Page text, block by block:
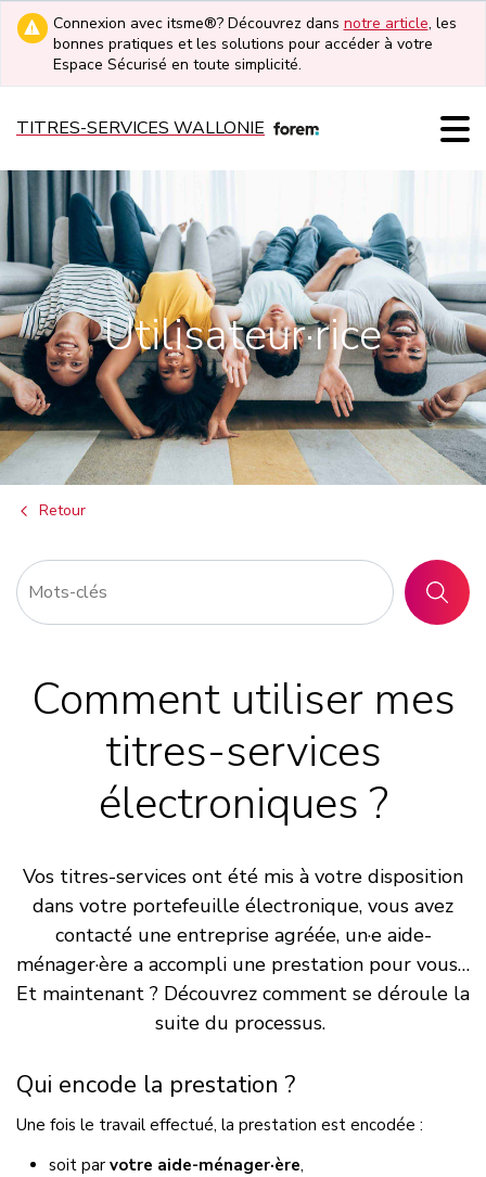
Connexion avec itsme®? Découvrez dans notre article, les
bonnes pratiques et les solutions pour accéder à votre
Espace Sécurisé en toute simplicité.
TITRES-SERVICES WALLONIE
Utilisateur·rice
Retour
Comment utiliser mes
titres-services
électroniques ?
Vos titres-services ont été mis à votre disposition
dans votre portefeuille électronique, vous avez
contacté une entreprise agréée, un·e aide-
ménager·ère a accompli une prestation pour vous…
Et maintenant ? Découvrez comment se déroule la
suite du processus.
Qui encode la prestation ?
Une fois le travail effectué, la prestation est encodée :
soit par votre aide-ménager·ère,